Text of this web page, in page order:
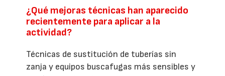
¿Qué mejoras técnicas han aparecido
recientemente para aplicar a la
actividad?
Técnicas de sustitución de tuberías sin
zanja y equipos buscafugas más sensibles y